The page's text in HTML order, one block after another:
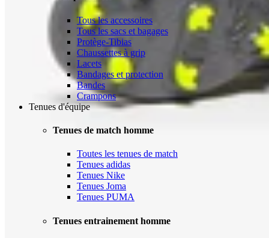
Tous les accessoires
Tous les sacs et bagages
Protège-Tibias
Chaussettes à grip
Lacets
Bandages et protection
Bandes
Crampons
Tenues d'équipe
Tenues de match homme
Toutes les tenues de match
Tenues adidas
Tenues Nike
Tenues Joma
Tenues PUMA
Tenues entrainement homme